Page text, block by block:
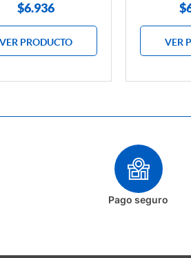
$6.936
VER PRODUCTO VER
Pago seguro